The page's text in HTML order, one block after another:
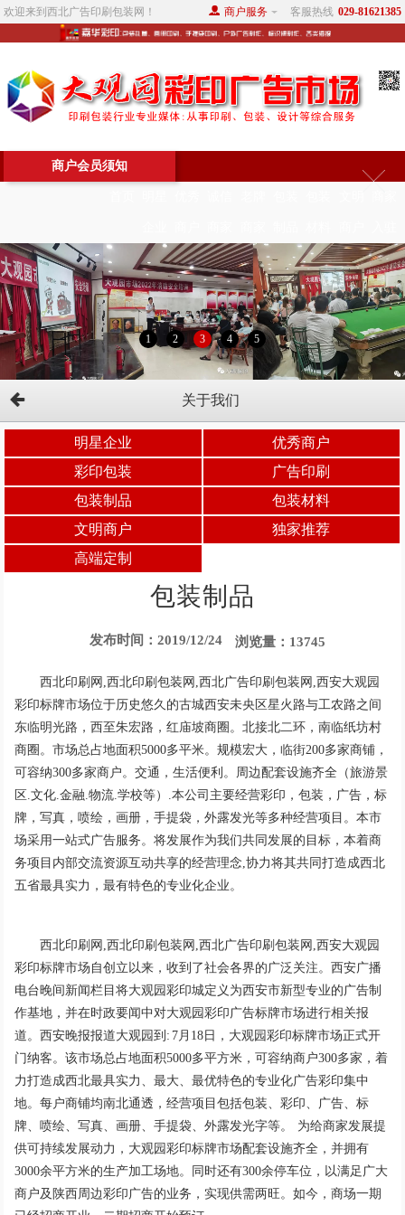
欢迎来到西北广告印刷包装网！ 客服热线 029-81621385
商户服务
商户会员须知
1 2 3 4 5
关于我们
明星企业
优秀商户
彩印包装
广告印刷
包装制品
包装材料
文明商户
独家推荐
高端定制
包装制品
发布时间：2019/12/24 浏览量：13745
西北印刷网,西北印刷包装网,西北广告印刷包装网,西安大观园
彩印标牌市场位于历史悠久的古城西安未央区星火路与工农路之间
东临明光路，西至朱宏路，红庙坡商圈。北接北二环，南临纸坊村
商圈。市场总占地面积5000多平米。规模宏大，临街200多家商铺，
可容纳300多家商户。交通，生活便利。周边配套设施齐全（旅游景
区.文化.金融.物流.学校等）.本公司主要经营彩印，包装，广告，标
牌，写真，喷绘，画册，手提袋，外露发光等多种经营项目。本市
场采用一站式广告服务。将发展作为我们共同发展的目标，本着商
务项目内部交流资源互动共享的经营理念,协力将其共同打造成西北
五省最具实力，最有特色的专业化企业。
西北印刷网,西北印刷包装网,西北广告印刷包装网,西安大观园
彩印标牌市场自创立以来，收到了社会各界的广泛关注。西安广播
电台晚间新闻栏目将大观园彩印城定义为西安市新型专业的广告制
作基地，并在时政要闻中对大观园彩印广告标牌市场进行相关报
道。西安晚报报道大观园到: 7月18日，大观园彩印标牌市场正式开
门纳客。该市场总占地面积5000多平方米，可容纳商户300多家，着
力打造成西北最具实力、最大、最优特色的专业化广告彩印集中
地。每户商铺均南北通透，经营项目包括包装、彩印、广告、标
牌、喷绘、写真、画册、手提袋、外露发光字等。 为给商家发展提
供可持续发展动力，大观园彩印标牌市场配套设施齐全，并拥有
3000余平方米的生产加工场地。同时还有300余停车位，以满足广大
商户及陕西周边彩印广告的业务，实现供需两旺。如今，商场一期